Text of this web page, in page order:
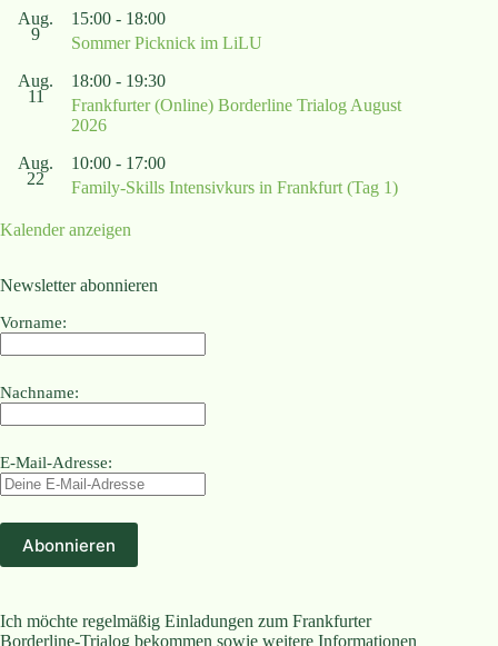
Aug.
9
15:00 - 18:00
Sommer Picknick im LiLU
Aug.
11
18:00 - 19:30
Frankfurter (Online) Borderline Trialog August
2026
Aug.
22
10:00 - 17:00
Family-Skills Intensivkurs in Frankfurt (Tag 1)
Kalender anzeigen
Newsletter abonnieren
Vorname:
Nachname:
E-Mail-Adresse:
Ich möchte regelmäßig Einladungen zum Frankfurter
Borderline-Trialog bekommen sowie weitere Informationen